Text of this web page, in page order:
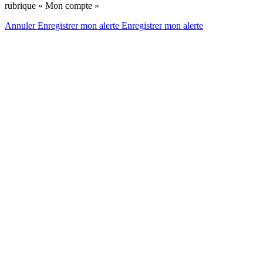
rubrique « Mon compte »
AnnulerEnregistrer mon alerte Enregistrermon alerte